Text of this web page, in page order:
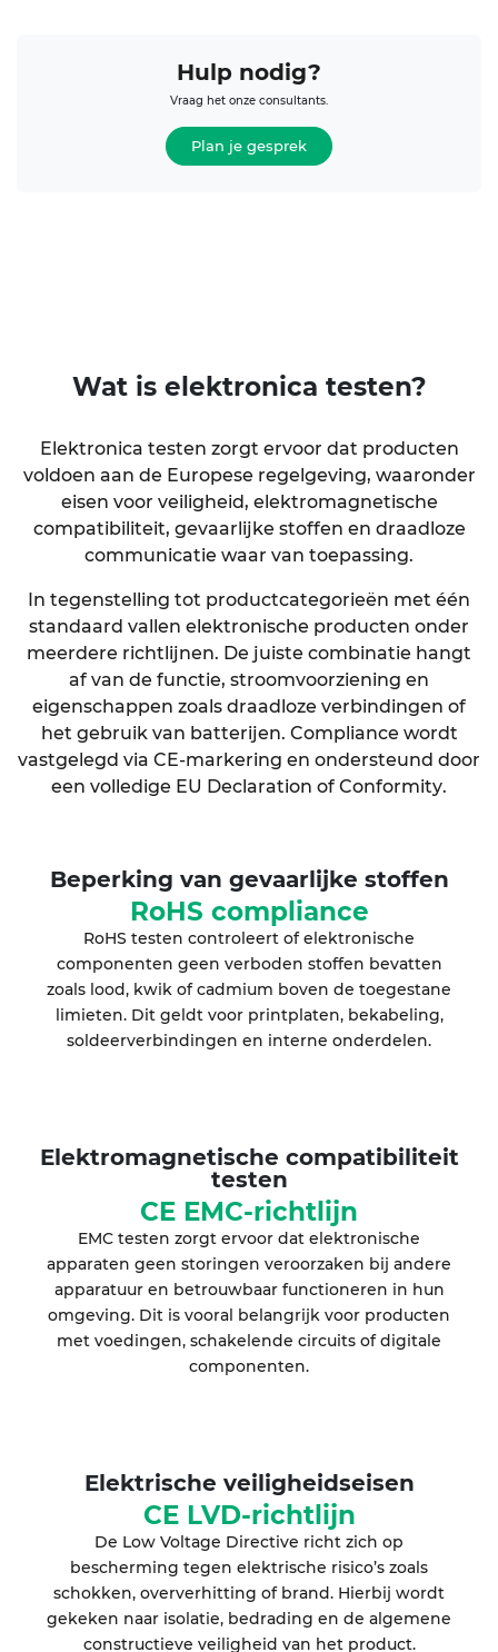
Hulp nodig?
Vraag het onze consultants.
Plan je gesprek
Wat is elektronica testen?
Elektronica testen zorgt ervoor dat producten
voldoen aan de Europese regelgeving, waaronder
eisen voor veiligheid, elektromagnetische
compatibiliteit, gevaarlijke stoffen en draadloze
communicatie waar van toepassing.
In tegenstelling tot productcategorieën met één
standaard vallen elektronische producten onder
meerdere richtlijnen. De juiste combinatie hangt
af van de functie, stroomvoorziening en
eigenschappen zoals draadloze verbindingen of
het gebruik van batterijen. Compliance wordt
vastgelegd via CE-markering en ondersteund door
een volledige EU Declaration of Conformity.
Beperking van gevaarlijke stoffen
RoHS compliance
RoHS testen controleert of elektronische
componenten geen verboden stoffen bevatten
zoals lood, kwik of cadmium boven de toegestane
limieten. Dit geldt voor printplaten, bekabeling,
soldeerverbindingen en interne onderdelen.
Elektromagnetische compatibiliteit
testen
CE EMC-richtlijn
EMC testen zorgt ervoor dat elektronische
apparaten geen storingen veroorzaken bij andere
apparatuur en betrouwbaar functioneren in hun
omgeving. Dit is vooral belangrijk voor producten
met voedingen, schakelende circuits of digitale
componenten.
Elektrische veiligheidseisen
CE LVD-richtlijn
De Low Voltage Directive richt zich op
bescherming tegen elektrische risico’s zoals
schokken, oververhitting of brand. Hierbij wordt
gekeken naar isolatie, bedrading en de algemene
constructieve veiligheid van het product.